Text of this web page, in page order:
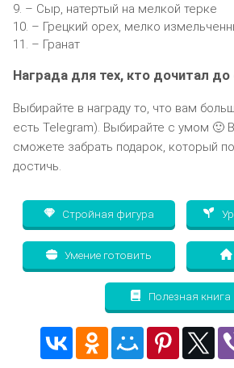
9. – Сыр, натертый на мелкой терке
10. – Грецкий орех, мелко
11. – Гранат
Награда для тех, кто дочитал до
Выбирайте в награду то, что вам
есть Telegram). Выбирайте с умом 🙂
сможете забрать подарок, который
достичь.
Стройная фигура
Умение готовить
Полезная книга